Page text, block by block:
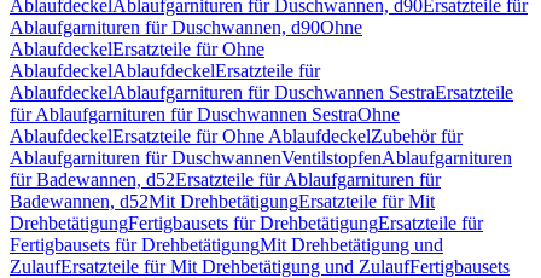
AblaufdeckelAblaufgarnituren für Duschwannen, d90Ersatzteile für
Ablaufgarnituren für Duschwannen, d90Ohne
AblaufdeckelErsatzteile für Ohne
AblaufdeckelAblaufdeckelErsatzteile für
AblaufdeckelAblaufgarnituren für Duschwannen SestraErsatzteile
für Ablaufgarnituren für Duschwannen SestraOhne
AblaufdeckelErsatzteile für Ohne AblaufdeckelZubehör für
Ablaufgarnituren für DuschwannenVentilstopfenAblaufgarnituren
für Badewannen, d52Ersatzteile für Ablaufgarnituren für
Badewannen, d52Mit DrehbetätigungErsatzteile für Mit
DrehbetätigungFertigbausets für DrehbetätigungErsatzteile für
Fertigbausets für DrehbetätigungMit Drehbetätigung und
ZulaufErsatzteile für Mit Drehbetätigung und ZulaufFertigbausets